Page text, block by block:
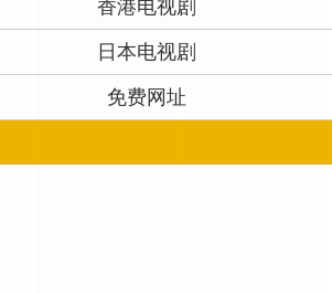
香港电视剧
日本电视剧
免费网址